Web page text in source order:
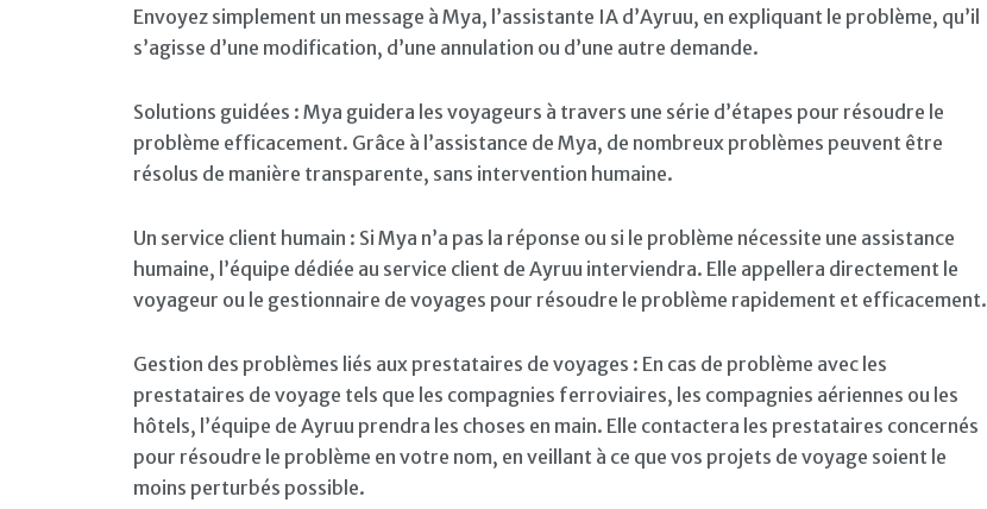
Envoyez simplement un message à Mya, l’assistante IA d’Ayruu, en expliquant le problème, qu’il
s’agisse d’une modification, d’une annulation ou d’une autre demande.
Solutions guidées : Mya guidera les voyageurs à travers une série d’étapes pour résoudre le
problème efficacement. Grâce à l’assistance de Mya, de nombreux problèmes peuvent être
résolus de manière transparente, sans intervention humaine.
Un service client humain : Si Mya n’a pas la réponse ou si le problème nécessite une assistance
humaine, l’équipe dédiée au service client de Ayruu interviendra. Elle appellera directement le
voyageur ou le gestionnaire de voyages pour résoudre le problème rapidement et efficacement.
Gestion des problèmes liés aux prestataires de voyages : En cas de problème avec les
prestataires de voyage tels que les compagnies ferroviaires, les compagnies aériennes ou les
hôtels, l’équipe de Ayruu prendra les choses en main. Elle contactera les prestataires concernés
pour résoudre le problème en votre nom, en veillant à ce que vos projets de voyage soient le
moins perturbés possible.